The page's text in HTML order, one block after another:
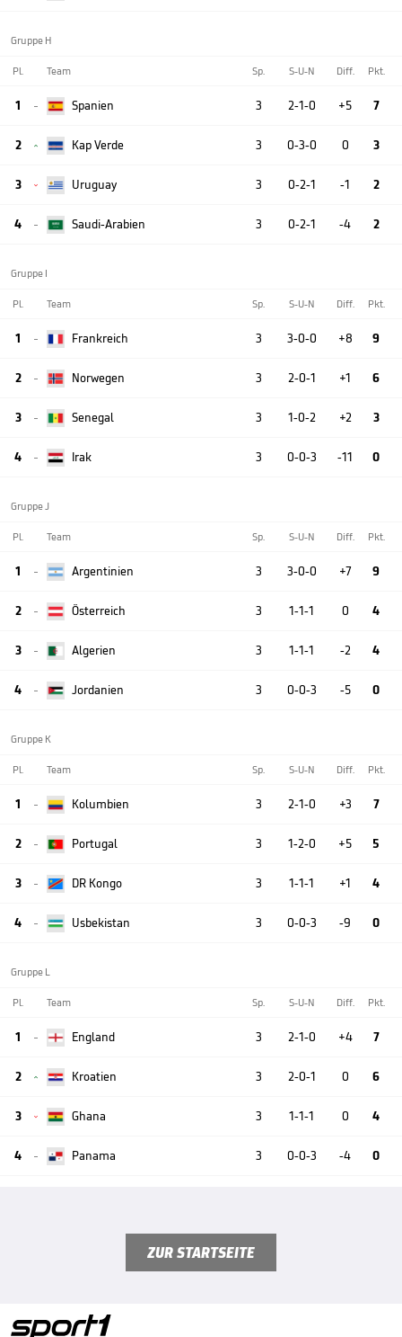
Gruppe H
Pl. Team Sp. S-U-N Diff. Pkt.
1  Spanien 3 2-1-0 +5 7
2  Kap Verde 3 0-3-0 0 3
3  Uruguay 3 0-2-1 -1 2
4  Saudi-Arabien 3 0-2-1 -4 2
Gruppe I
Pl. Team Sp. S-U-N Diff. Pkt.
1  Frankreich 3 3-0-0 +8 9
2  Norwegen 3 2-0-1 +1 6
3  Senegal 3 1-0-2 +2 3
4  Irak 3 0-0-3 -11 0
Gruppe J
Pl. Team Sp. S-U-N Diff. Pkt.
1  Argentinien 3 3-0-0 +7 9
2  Österreich 3 1-1-1 0 4
3  Algerien 3 1-1-1 -2 4
4  Jordanien 3 0-0-3 -5 0
Gruppe K
Pl. Team Sp. S-U-N Diff. Pkt.
1  Kolumbien 3 2-1-0 +3 7
2  Portugal 3 1-2-0 +5 5
3  DR Kongo 3 1-1-1 +1 4
4  Usbekistan 3 0-0-3 -9 0
Gruppe L
Pl. Team Sp. S-U-N Diff. Pkt.
1  England 3 2-1-0 +4 7
2  Kroatien 3 2-0-1 0 6
3  Ghana 3 1-1-1 0 4
4  Panama 3 0-0-3 -4 0
ZUR STARTSEITE